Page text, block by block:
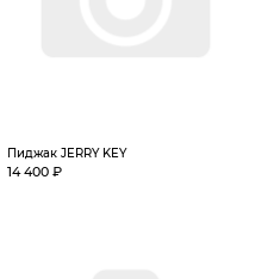
Пиджак JERRY KEY
14 400 ₽